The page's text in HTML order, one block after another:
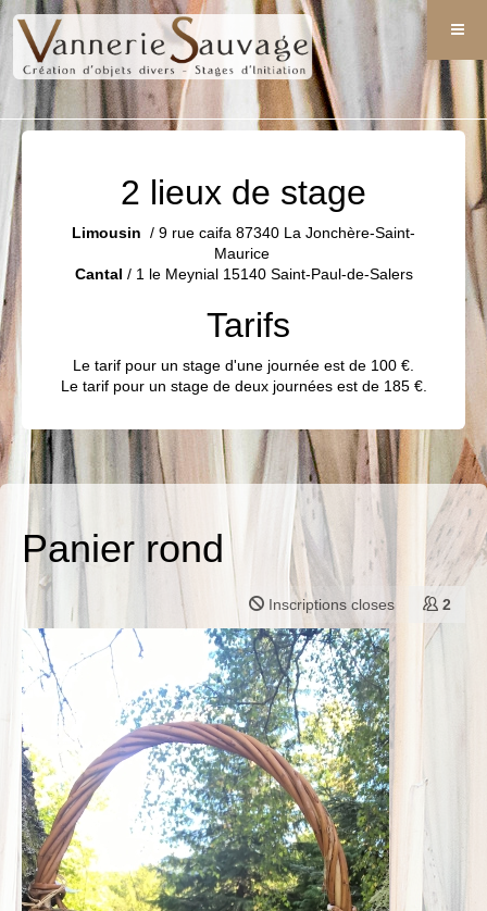
2 lieux de stage
Limousin / 9 rue caifa 87340 La Jonchère-Saint-
Maurice
Cantal / 1 le Meynial 15140 Saint-Paul-de-Salers
Tarifs
Le tarif pour un stage d'une journée est de 100 €.
Le tarif pour un stage de deux journées est de 185 €.
Panier rond
Inscriptions closes 2